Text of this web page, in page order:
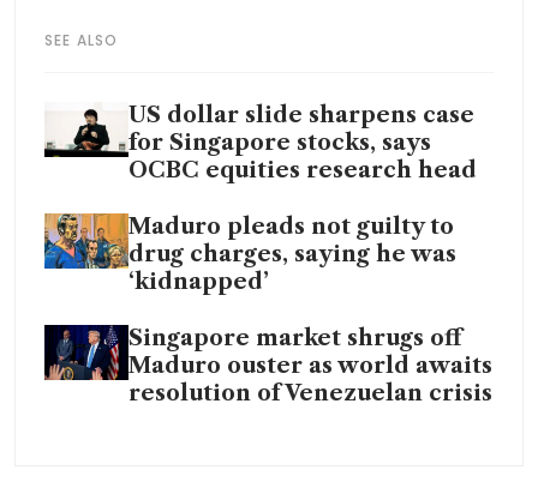
SEE ALSO
US dollar slide sharpens case
for Singapore stocks, says
OCBC equities research head
Maduro pleads not guilty to
drug charges, saying he was
‘kidnapped’
Singapore market shrugs off
Maduro ouster as world awaits
resolution of Venezuelan crisis